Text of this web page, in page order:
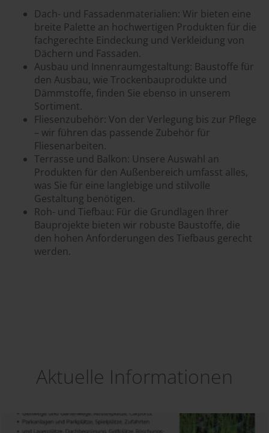
Dach- und Fassadenmaterialien: Wir bieten eine
breite Palette an hochwertigen Produkten für die
fachgerechte Eindeckung und Verkleidung von
Dächern und Fassaden.
Ausbau und Innenraumgestaltung: Baustoffe für
den Ausbau, wie Trockenbauprodukte und
Dämmstoffe, finden Sie ebenso in unserem
Sortiment.
Fliesenzubehör: Von der Verlegung bis zur Pflege
– wir führen das passende Zubehör für
Fliesenarbeiten.
Terrasse und Balkon: Unsere Auswahl an
Produkten für den Außenbereich umfasst alles,
was Sie für eine langlebige und stilvolle
Gestaltung benötigen.
Roh- und Tiefbau: Für die Grundlagen Ihrer
Bauprojekte bieten wir robuste Baustoffe, die
den hohen Anforderungen des Tiefbaus gerecht
werden.
Aktuelle Informationen